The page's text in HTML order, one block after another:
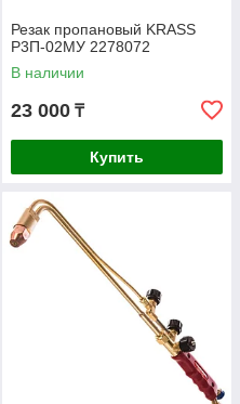
Резак пропановый KRASS
Р3П-02МУ 2278072
В наличии
23 000 ₸
Купить